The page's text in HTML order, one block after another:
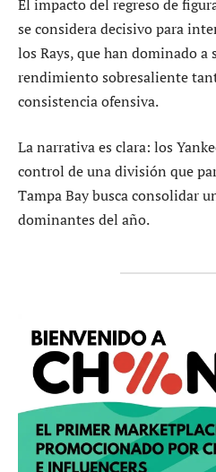
El impacto del regreso de
se considera decisivo para
los Rays, que han dominado
rendimiento sobresaliente
consistencia ofensiva.
La narrativa es clara: los
control de una división que
Tampa Bay busca consolidar
dominantes del año.